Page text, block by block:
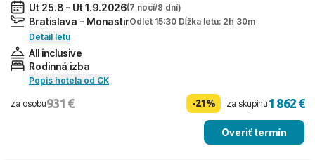
Ut 25.8 - Ut 1.9.2026(7 nocí/8 dní)
Bratislava - MonastirOdlet 15:30 Dĺžka letu: 2h 30m
Detail letu
All inclusive
Rodinná izba
Popis hotela od CK
za osobu931 € -21% za skupinu1 862 €
Overiť termín